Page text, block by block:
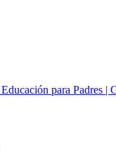
para Padres |